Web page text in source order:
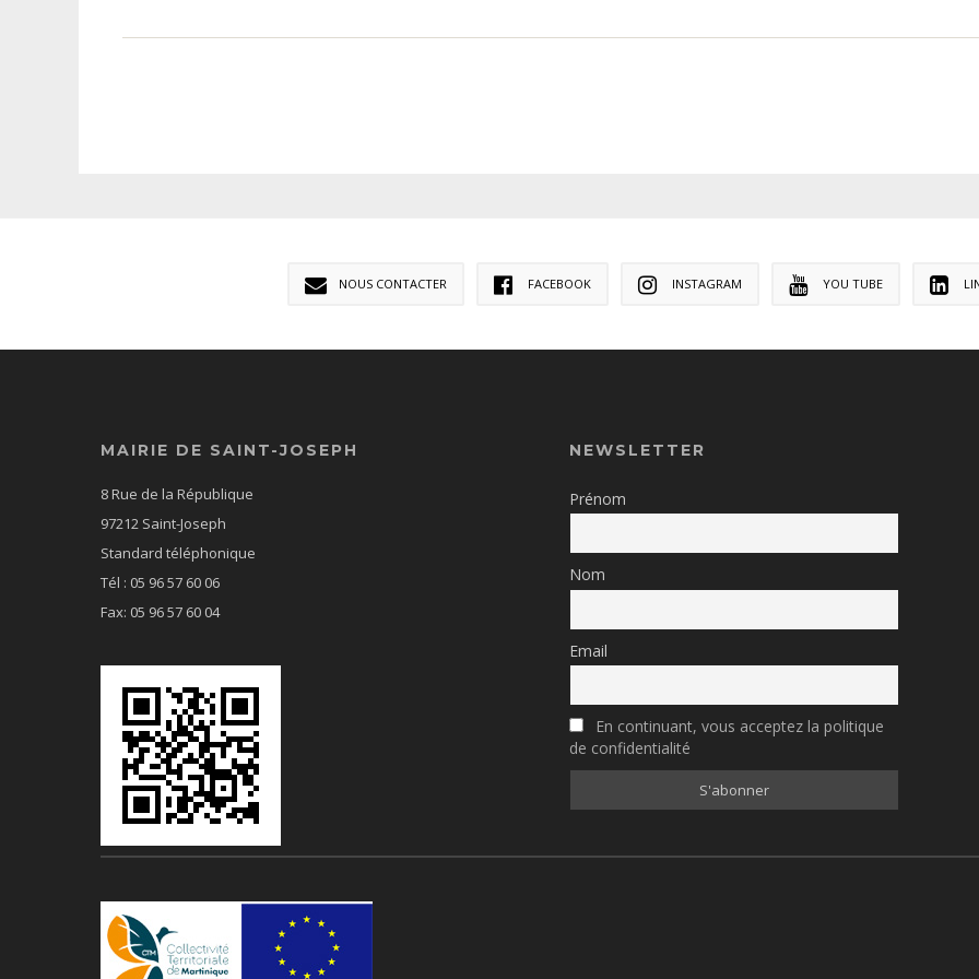
NOUS CONTACTER FACEBOOK INSTAGRAM YOU TUBE
MAIRIE DE SAINT-JOSEPH
8 Rue de la République
97212 Saint-Joseph
Standard téléphonique
Tél : 05 96 57 60 06
Fax: 05 96 57 60 04
NEWSLETTER
Prénom
Nom
Email
En continuant, vous acceptez la politique
de confidentialité